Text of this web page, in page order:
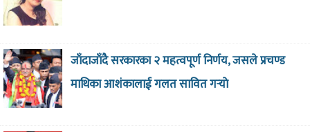
जाँदाजाँदै सरकारका २ महत्वपूर्ण निर्णय, जसले प्रचण्ड
माथिका आशंकालाई गलत सावित गर्‍याे